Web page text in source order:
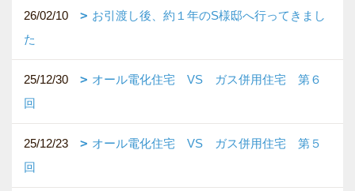
26/02/10
お引渡し後、約１年のS様邸へ行ってきまし
た
25/12/30
オール電化住宅 VS ガス併用住宅 第６
回
25/12/23
オール電化住宅 VS ガス併用住宅 第５
回